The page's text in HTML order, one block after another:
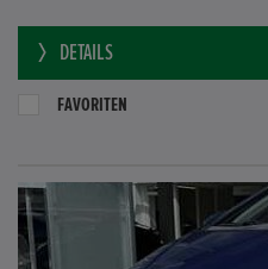
DETAILS
FAVORITEN